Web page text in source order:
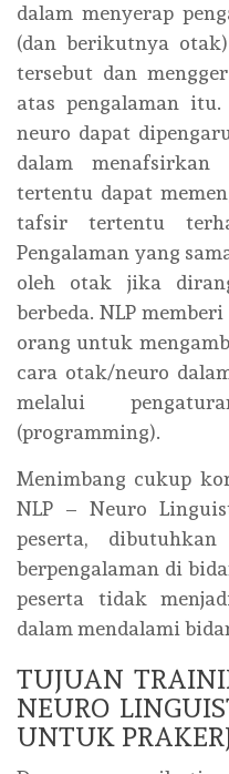
dalam menyerap
(dan berikutnya
tersebut dan
atas pengalaman
neuro dapat
dalam menafsirkan
tertentu dapat
tafsir tertentu
Pengalaman yang
oleh otak jika
berbeda. NLP
orang untuk
cara otak/neuro
melalui
(programming).
Menimbang cukup
NLP – Neuro
peserta,
berpengalaman di
peserta tidak
dalam mendalami
TUJUAN
NEURO
UNTUK